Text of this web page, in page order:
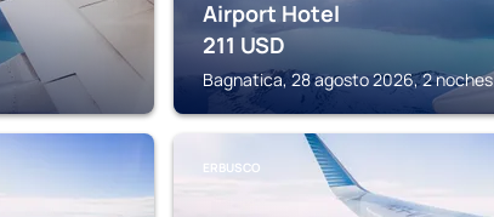
Airport Hotel
211 USD
Bagnatica, 28 agosto 2026, 2 noches
ERBUSCO